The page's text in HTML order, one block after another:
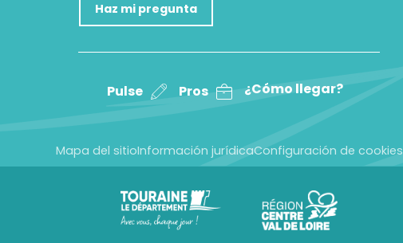
Haz mi pregunta
Pulse Pros ¿Cómo llegar?
Mapa del sitioInformación jurídicaConfiguración de cookies